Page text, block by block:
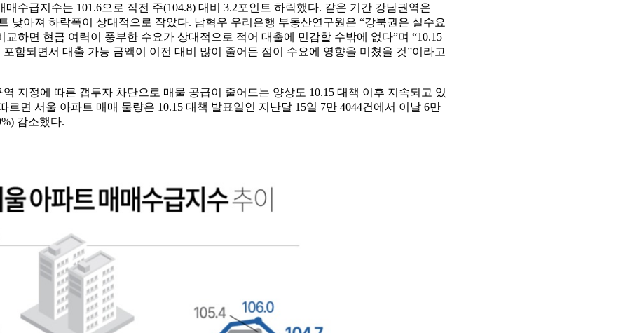
매수급지수는 101.6으로 직전 주(104.8) 대비 3.2포인트 하락했다. 같은 기간 강남권역은
낮아져 하락폭이 상대적으로 작았다. 남혁우 우리은행 부동산연구원은 “강북권은 실수요
교하면 현금 여력이 풍부한 수요가 상대적으로 적어 대출에 민감할 수밖에 없다”며 “10.15
함되면서 대출 가능 금액이 이전 대비 많이 줄어든 점이 수요에 영향을 미쳤을 것”이라고
지정에 따른 갭투자 차단으로 매물 공급이 줄어드는 양상도 10.15 대책 이후 지속되고 있
르면 서울 아파트 매매 물량은 10.15 대책 발표일인 지난달 15일 7만 4044건에서 이날 6만
감소했다.